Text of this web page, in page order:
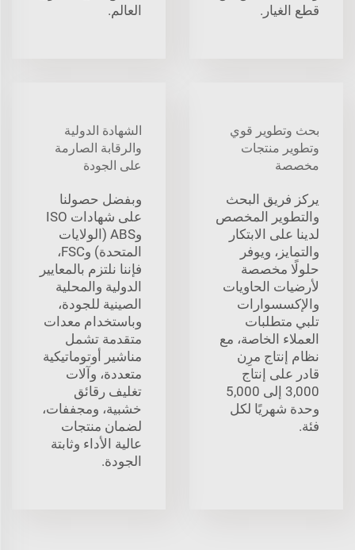
قطع الغيار.
العالم.
بحث وتطوير قوي
وتطوير منتجات
مخصصة
يركز فريق البحث
والتطوير المخصص
لدينا على الابتكار
والتمايز، ويوفر
حلولًا مخصصة
لأرضيات الحاويات
والإكسسوارات
تلبي متطلبات
العملاء الخاصة، مع
نظام إنتاج مرِن
قادر على إنتاج
3,000 إلى 5,000
وحدة شهريًا لكل
فئة.
الشهادة الدولية
والرقابة الصارمة
على الجودة
وبفضل حصولنا
على شهادات ISO
وABS (الولايات
المتحدة) وFSC،
فإننا نلتزم بالمعايير
الدولية والمحلية
الصينية للجودة،
وباستخدام معدات
متقدمة تشمل
مناشير أوتوماتيكية
متعددة، وآلات
تغليف رقائق
خشبية، ومجففات،
لضمان منتجات
عالية الأداء وثابتة
الجودة.